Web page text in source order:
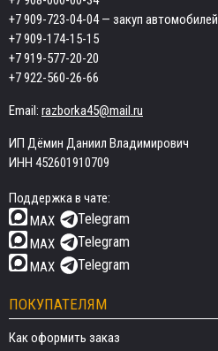
+7 909-723-04-04— закуп автомобилей
+7 909-174-15-15
+7 919-577-20-20
+7 922-560-26-66
Email: razborka45@mail.ru
ИП Дёмин Даниил Владимирович
ИНН 452601910709
Поддержка в чате:
MAX
Telegram
MAX Telegram
MAX Telegram
ПОКУПАТЕЛЯМ
Как оформить заказ